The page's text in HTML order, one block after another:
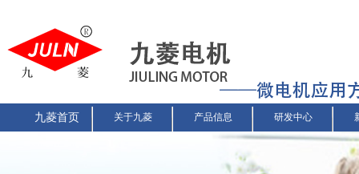
九菱首页 关于九菱 产品信息 研发中心